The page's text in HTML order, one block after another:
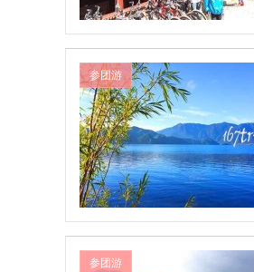
参团游
参团游